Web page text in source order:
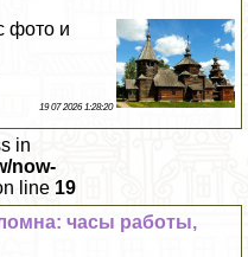
фото и
19 07 2026 1:28:20
in
now-
line 19
часы работы,